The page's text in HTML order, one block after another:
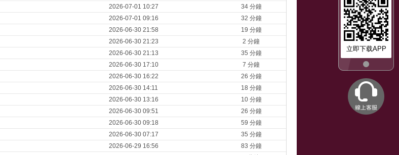
立即下载APP
2026-07-01 10:27
34 分鐘
2026-07-01 09:16
32 分鐘
2026-06-30 21:58
19 分鐘
2026-06-30 21:23
2 分鐘
2026-06-30 21:13
35 分鐘
2026-06-30 17:10
7 分鐘
2026-06-30 16:22
26 分鐘
2026-06-30 14:11
18 分鐘
2026-06-30 13:16
10 分鐘
2026-06-30 09:51
26 分鐘
2026-06-30 09:18
59 分鐘
2026-06-30 07:17
35 分鐘
2026-06-29 16:56
83 分鐘